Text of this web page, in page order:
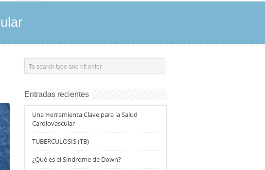
Entradas recientes
Una Herramienta Clave para la Salud
Cardiovascular
TUBERCULOSIS (TB)
¿Qué es el Síndrome de Down?